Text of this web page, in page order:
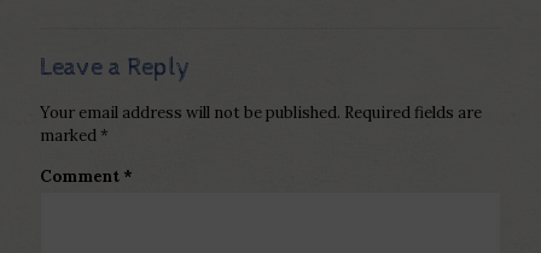
Leave a Reply
Your email address will not be published. Required fields are
marked *
Comment *